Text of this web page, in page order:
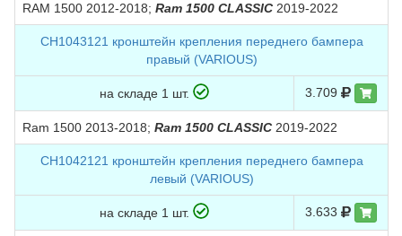
RAM 1500 2012-2018; Ram 1500 CLASSIC 2019-2022
CH1043121 кронштейн крепления переднего бампера
правый (VARIOUS)
на складе 1 шт. 3.709
Ram 1500 2013-2018; Ram 1500 CLASSIC 2019-2022
CH1042121 кронштейн крепления переднего бампера
левый (VARIOUS)
на складе 1 шт. 3.633